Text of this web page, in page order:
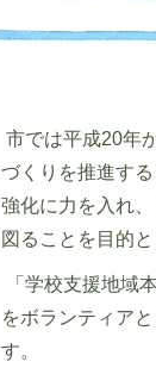
市では平成20年
づくりを推進す
強化に力を入れ
図ることを目的と
「学校支援地域
をボランティア
す。